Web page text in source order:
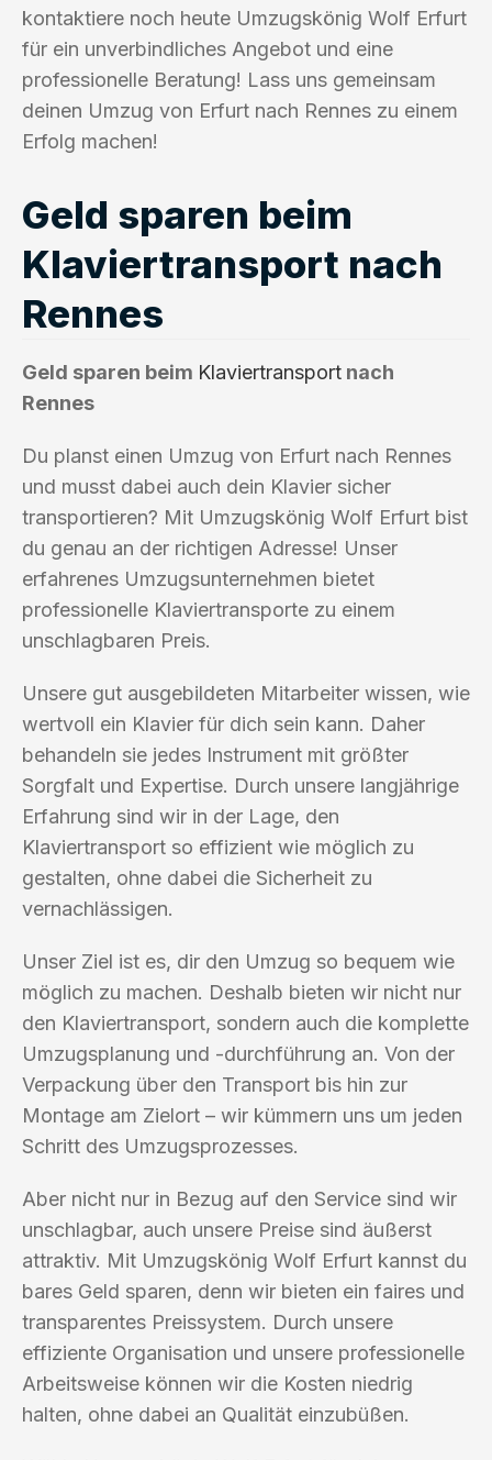
kontaktiere noch heute Umzugskönig Wolf Erfurt
für ein unverbindliches Angebot und eine
professionelle Beratung! Lass uns gemeinsam
deinen Umzug von Erfurt nach Rennes zu einem
Erfolg machen!
Geld sparen beim
Klaviertransport nach
Rennes
Geld sparen beim Klaviertransport nach
Rennes
Du planst einen Umzug von Erfurt nach Rennes
und musst dabei auch dein Klavier sicher
transportieren? Mit Umzugskönig Wolf Erfurt bist
du genau an der richtigen Adresse! Unser
erfahrenes Umzugsunternehmen bietet
professionelle Klaviertransporte zu einem
unschlagbaren Preis.
Unsere gut ausgebildeten Mitarbeiter wissen, wie
wertvoll ein Klavier für dich sein kann. Daher
behandeln sie jedes Instrument mit größter
Sorgfalt und Expertise. Durch unsere langjährige
Erfahrung sind wir in der Lage, den
Klaviertransport so effizient wie möglich zu
gestalten, ohne dabei die Sicherheit zu
vernachlässigen.
Unser Ziel ist es, dir den Umzug so bequem wie
möglich zu machen. Deshalb bieten wir nicht nur
den Klaviertransport, sondern auch die komplette
Umzugsplanung und -durchführung an. Von der
Verpackung über den Transport bis hin zur
Montage am Zielort – wir kümmern uns um jeden
Schritt des Umzugsprozesses.
Aber nicht nur in Bezug auf den Service sind wir
unschlagbar, auch unsere Preise sind äußerst
attraktiv. Mit Umzugskönig Wolf Erfurt kannst du
bares Geld sparen, denn wir bieten ein faires und
transparentes Preissystem. Durch unsere
effiziente Organisation und unsere professionelle
Arbeitsweise können wir die Kosten niedrig
halten, ohne dabei an Qualität einzubüßen.